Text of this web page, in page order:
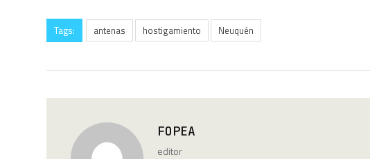
Tags: antenas hostigamiento Neuquén
FOPEA
editor